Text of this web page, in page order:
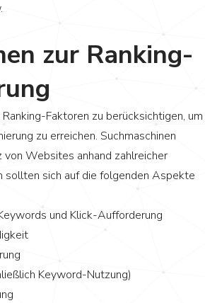
zur Ranking-
Faktoren zu berücksichtigen, um
zu erreichen. Suchmaschinen
Websites anhand zahlreicher
sollten sich auf die folgenden Aspekte
und Klick-Aufforderung
Keyword-Nutzung)